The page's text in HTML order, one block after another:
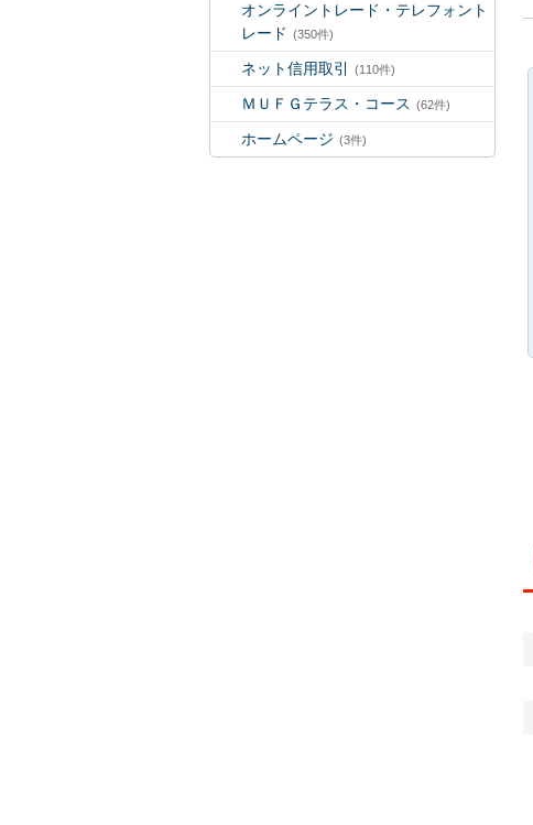
オンライントレード・テレフォント
レード (350件)
ネット信用取引 (110件)
ＭＵＦＧテラス・コース (62件)
ホームページ (3件)